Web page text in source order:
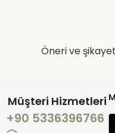
Öneri ve
Müşteri Hizmetleri
+90 5336396766